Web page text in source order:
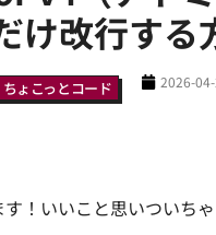
け改行する
ちょこっとコード 2026-
！いいこと思いついち